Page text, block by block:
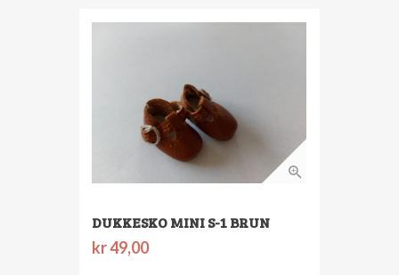
DUKKESKO MINI S-1 BRUN
kr49,00